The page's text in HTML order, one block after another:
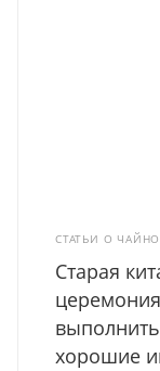
СТАТЬИ О
Старая
хорошие